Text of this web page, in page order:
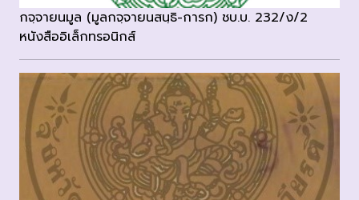
กจฺจายนมูล (มูลกจฺจายนสนฺธิ-การก) ชบ.บ. 232/ง/2
หนังสืออิเล็กทรอนิกส์